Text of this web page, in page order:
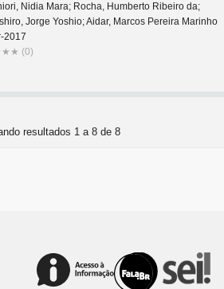
Nidia Mara; Rocha, Humberto Ribeiro da;
Jorge Yoshio; Aidar, Marcos Pereira Marinho
2017
★ ★ (0)
resultados 1 a 8 de 8